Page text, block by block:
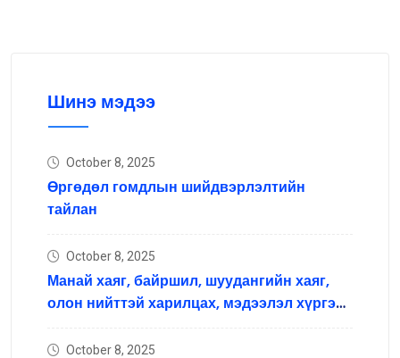
Шинэ мэдээ
October 8, 2025
Өргөдөл гомдлын шийдвэрлэлтийн
тайлан
October 8, 2025
Манай хаяг, байршил, шуудангийн хаяг,
олон нийттэй харилцах, мэдээлэл хүргэх
October 8, 2025